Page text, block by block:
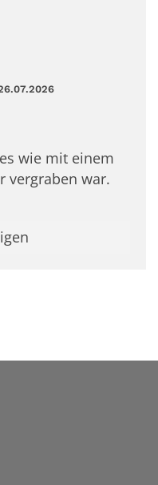
:
wie mit einem
vergraben war.